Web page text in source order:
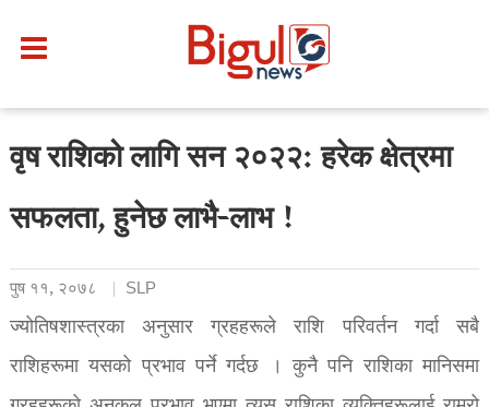
वृष राशिको लागि सन २०२२: हरेक क्षेत्रमा
सफलता, हुनेछ लाभै-लाभ !
पुष ११, २०७८ SLP
ज्योतिषशास्त्रका अनुसार ग्रहहरूले राशि परिवर्तन गर्दा सबै
राशिहरूमा यसको प्रभाव पर्ने गर्दछ । कुनै पनि राशिका मानिसमा